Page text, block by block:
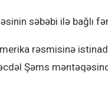
səbəbi ilə bağlı
rəsmisinə
Şəms